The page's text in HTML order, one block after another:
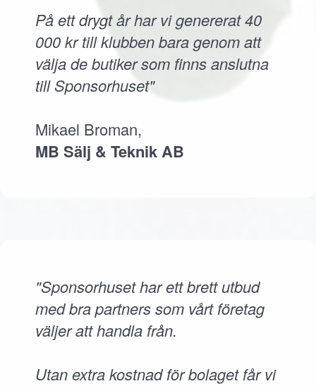
På ett drygt år har vi genererat 40
000 kr till klubben bara genom att
välja de butiker som finns anslutna
till Sponsorhuset"
Mikael Broman,
MB Sälj & Teknik AB
"Sponsorhuset har ett brett utbud
med bra partners som vårt företag
väljer att handla från.
Utan extra kostnad för bolaget får vi